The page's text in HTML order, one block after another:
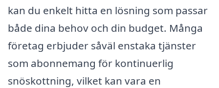
kan du enkelt hitta en lösning som passar
både dina behov och din budget. Många
företag erbjuder såväl enstaka tjänster
som abonnemang för kontinuerlig
snöskottning, vilket kan vara en